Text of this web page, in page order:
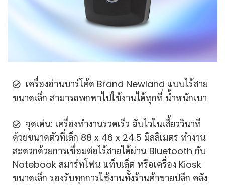
เครื่องอ่านบาร์โค้ด Brand Newland แบบไร้สาย
ขนาดเล็ก สามารถพกพาไปใช้งานได้ทุกที่ น้ำหนักเบา
จุดเด่น: เครื่องทำงานรวดเร็ว ฉับไวในเสี้ยววินาที
ด้วยขนาดตัวที่เล็ก 88 x 46 x 24.5 มิลลิเมตร ทำงาน
สะดวกด้วยการเชื่อมต่อไร้สายได้ผ่าน Bluetooth กับ
Notebook สมาร์ทโฟน แท็บเล็ต หรือเครื่อง Kiosk
ขนาดเล็ก รองรับทุกการใช้งานทั้งร้านค้าขายปลีก คลัง